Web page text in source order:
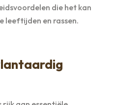
die het kan
leeftijden en rassen.